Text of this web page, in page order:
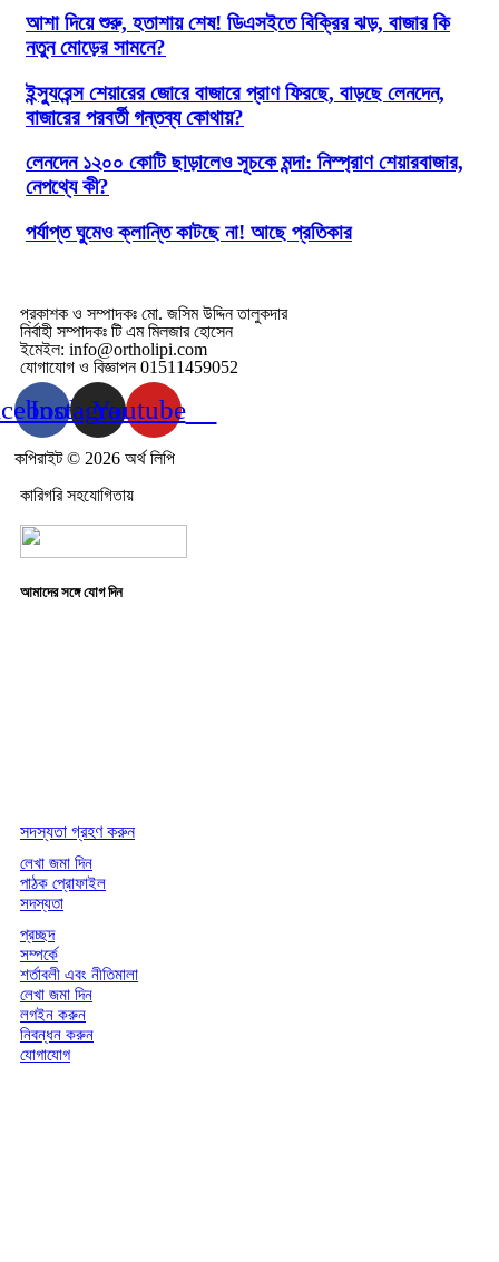
আশা দিয়ে শুরু, হতাশায় শেষ! ডিএসইতে বিক্রির ঝড়, বাজার কি
নতুন মোড়ের সামনে?
ইন্স্যুরেন্স শেয়ারের জোরে বাজারে প্রাণ ফিরছে, বাড়ছে লেনদেন,
বাজারের পরবর্তী গন্তব্য কোথায়?
লেনদেন ১২০০ কোটি ছাড়ালেও সূচকে মন্দা: নিস্প্রাণ শেয়ারবাজার,
নেপথ্যে কী?
পর্যাপ্ত ঘুমেও ক্লান্তি কাটছে না! আছে প্রতিকার
প্রকাশক ও সম্পাদকঃ মো. জসিম উদ্দিন তালুকদার
নির্বাহী সম্পাদকঃ টি এম মিলজার হোসেন
ইমেইল: info@ortholipi.com
যোগাযোগ ও বিজ্ঞাপন 01511459052
Instagram
Youtube
কপিরাইট © 2026 অর্থ লিপি
কারিগরি সহযোগিতায়
আমাদের সঙ্গে যোগ দিন
সদস্যতা গ্রহণ করুন
লেখা জমা দিন
পাঠক প্রোফাইল
সদস্যতা
প্রচ্ছদ
সম্পর্কে
শর্তাবলী এবং নীতিমালা
লেখা জমা দিন
লগইন করুন
নিবন্ধন করুন
যোগাযোগ